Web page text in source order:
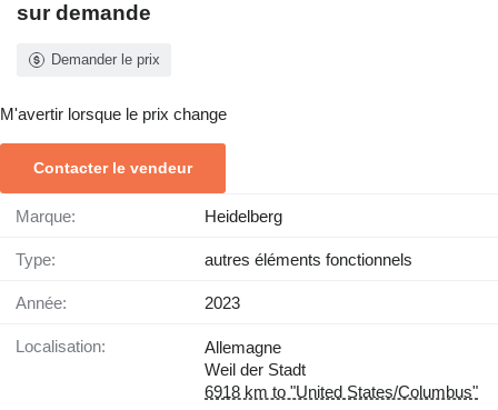
sur demande
Demander le prix
M'avertir lorsque le prix change
Contacter le vendeur
Marque: Heidelberg
Type: autres éléments fonctionnels
Année: 2023
Localisation:
Allemagne
Weil der Stadt
6918 km to "United States/Columbus"